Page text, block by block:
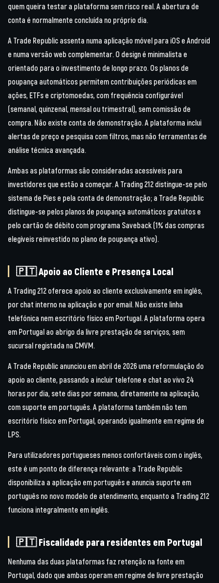
quem queira testar a plataforma sem risco real. A abertura de
conta é normalmente concluída no próprio dia.
A Trade Republic assenta numa aplicação móvel para iOS e Android
e numa versão web complementar. O design é minimalista e
orientado para o investimento de longo prazo. Os planos de
poupança automáticos permitem contribuições periódicas em
ações, ETFs e criptomoedas, com frequência configurável
(semanal, quinzenal, mensal ou trimestral), sem comissão de
compra. Não existe conta de demonstração. A plataforma inclui
alertas de preço e pesquisa com filtros, mas não ferramentas de
análise técnica avançada.
Ambas as plataformas são consideradas acessíveis para
investidores que estão a começar. A Trading 212 distingue-se pelo
sistema de Pies e pela conta de demonstração; a Trade Republic
distingue-se pelos planos de poupança automáticos gratuitos e
pelo cartão de débito com programa Saveback (1% das compras
elegíveis reinvestido no plano de poupança ativo).
🇵🇹 Apoio ao Cliente e Presença Local
A Trading 212 oferece apoio ao cliente exclusivamente em inglês,
por chat interno na aplicação e por email. Não existe linha
telefónica nem escritório físico em Portugal. A plataforma opera
em Portugal ao abrigo da livre prestação de serviços, sem
sucursal registada na CMVM.
A Trade Republic anunciou em abril de 2026 uma reformulação do
apoio ao cliente, passando a incluir telefone e chat ao vivo 24
horas por dia, sete dias por semana, diretamente na aplicação,
com suporte em português. A plataforma também não tem
escritório físico em Portugal, operando igualmente em regime de
LPS.
Para utilizadores portugueses menos confortáveis com o inglês,
este é um ponto de diferença relevante: a Trade Republic
disponibiliza a aplicação em português e anuncia suporte em
português no novo modelo de atendimento, enquanto a Trading 212
funciona integralmente em inglês.
🇵🇹 Fiscalidade para residentes em Portugal
Nenhuma das duas plataformas faz retenção na fonte em
Portugal, dado que ambas operam em regime de livre prestação